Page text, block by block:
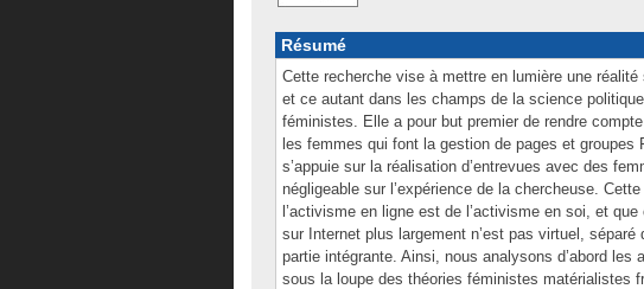
Résumé
Cette recherche vise à mettre en lumière une
et ce autant dans les champs de la science
féministes. Elle a pour but premier de rendre
les femmes qui font la gestion de pages et
s’appuie sur la réalisation d’entrevues avec des
négligeable sur l’expérience de la chercheuse.
l’activisme en ligne est de l’activisme en soi, et
sur Internet plus largement n’est pas virtuel,
partie intégrante. Ainsi, nous analysons d’abord
sous la loupe des théories féministes matérialistes